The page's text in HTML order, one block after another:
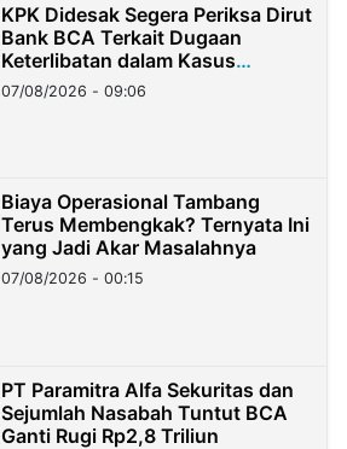
KPK Didesak Segera Periksa Dirut
Bank BCA Terkait Dugaan
Keterlibatan dalam Kasus
Hilangnya Dana Nasabah Rp2,58
Miliar
07/08/2026 - 09:06
Biaya Operasional Tambang
Terus Membengkak? Ternyata Ini
yang Jadi Akar Masalahnya
07/08/2026 - 00:15
PT Paramitra Alfa Sekuritas dan
Sejumlah Nasabah Tuntut BCA
Ganti Rugi Rp2,8 Triliun